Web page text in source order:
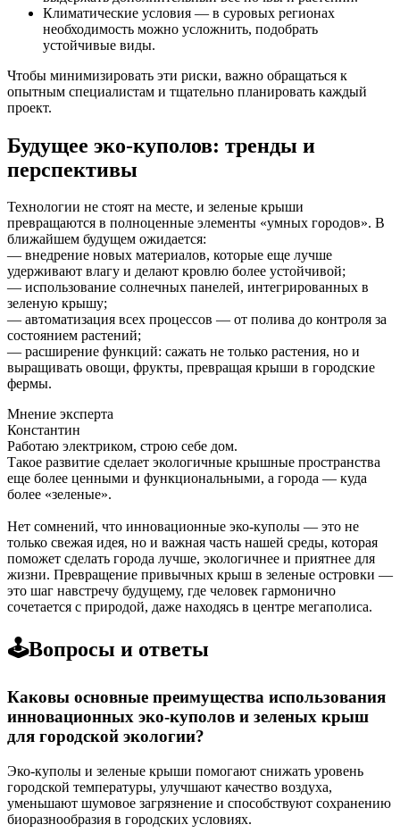
Климатические условия — в суровых регионах
необходимость можно усложнить, подобрать
устойчивые виды.
Чтобы минимизировать эти риски, важно обращаться к
опытным специалистам и тщательно планировать каждый
проект.
Будущее эко-куполов: тренды и
перспективы
Технологии не стоят на месте, и зеленые крыши
превращаются в полноценные элементы «умных городов». В
ближайшем будущем ожидается:
— внедрение новых материалов, которые еще лучше
удерживают влагу и делают кровлю более устойчивой;
— использование солнечных панелей, интегрированных в
зеленую крышу;
— автоматизация всех процессов — от полива до контроля за
состоянием растений;
— расширение функций: сажать не только растения, но и
выращивать овощи, фрукты, превращая крыши в городские
фермы.
Мнение эксперта
Константин
Работаю электриком, строю себе дом.
Такое развитие сделает экологичные крышные пространства
еще более ценными и функциональными, а города — куда
более «зеленые».
Нет сомнений, что инновационные эко-куполы — это не
только свежая идея, но и важная часть нашей среды, которая
поможет сделать города лучше, экологичнее и приятнее для
жизни. Превращение привычных крыш в зеленые островки —
это шаг навстречу будущему, где человек гармонично
сочетается с природой, даже находясь в центре мегаполиса.
🕹️Вопросы и ответы
Каковы основные преимущества использования
инновационных эко-куполов и зеленых крыш
для городской экологии?
Эко-куполы и зеленые крыши помогают снижать уровень
городской температуры, улучшают качество воздуха,
уменьшают шумовое загрязнение и способствуют сохранению
биоразнообразия в городских условиях.